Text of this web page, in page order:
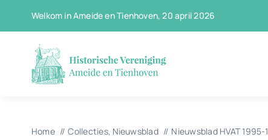
Welkom in Ameide en Tienhoven, 20 april 2026
Home Collecties Nieuwsblad Nieuwsblad HVAT 1995-1